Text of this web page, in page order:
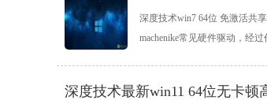
深度技术win7 64位 免激活共
machenike常见硬件驱动，经
深度技术最新win11 64位无卡顿